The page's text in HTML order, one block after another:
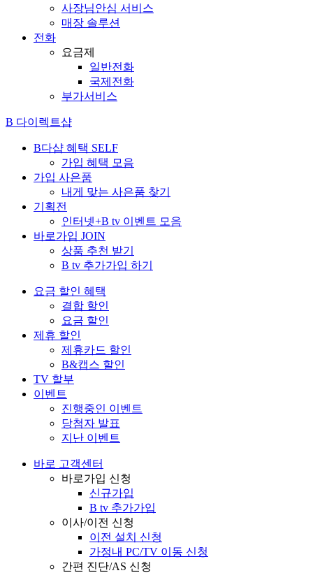
사장님안심 서비스
매장 솔루션
전화
요금제
일반전화
국제전화
부가서비스
B 다이렉트샵
B다샵 혜택 SELF
가입 혜택 모음
가입 사은품
내게 맞는 사은품 찾기
기획전
인터넷+B tv 이벤트 모음
바로가입 JOIN
상품 추천 받기
B tv 추가가입 하기
요금 할인 혜택
결합 할인
요금 할인
제휴 할인
제휴카드 할인
B&캡스 할인
TV 할부
이벤트
진행중인 이벤트
당첨자 발표
지난 이벤트
바로 고객센터
바로가입 신청
신규가입
B tv 추가가입
이사/이전 신청
이전 설치 신청
가정내 PC/TV 이동 신청
간편 진단/AS 신청